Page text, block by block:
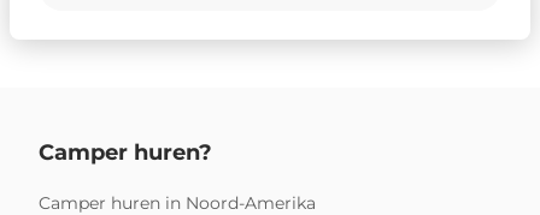
Camper huren?
Camper huren in Noord-Amerika